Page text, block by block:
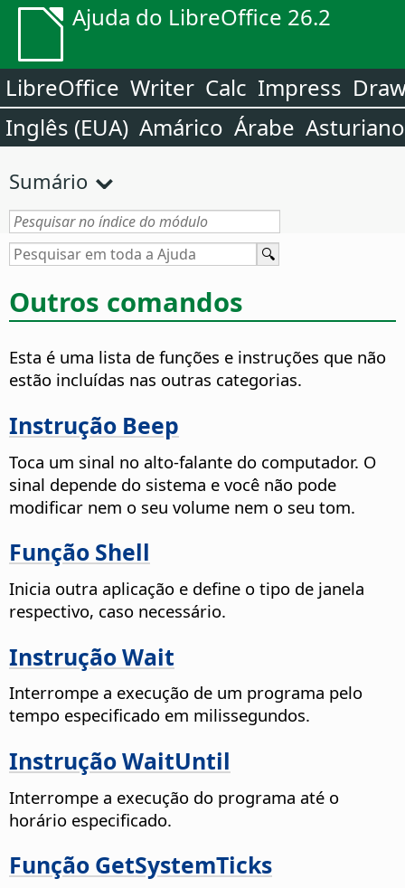
Ajuda do LibreOffice 26.2
LibreOffice Writer Calc Impress
Inglês (EUA) Amárico Árabe Asturiano
Sumário
Outros comandos
Esta é uma lista de funções e instruções que não
estão incluídas nas outras categorias.
Instrução Beep
Toca um sinal no alto-falante do computador. O
sinal depende do sistema e você não pode
modificar nem o seu volume nem o seu tom.
Função Shell
Inicia outra aplicação e define o tipo de janela
respectivo, caso necessário.
Instrução Wait
Interrompe a execução de um programa pelo
tempo especificado em milissegundos.
Instrução WaitUntil
Interrompe a execução do programa até o
horário especificado.
Função GetSystemTicks